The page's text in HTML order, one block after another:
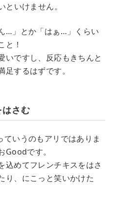
といけません。
…」とか「はぁ…」くらい
と！
いですし、反応もきちんと
するはずです。
はさむ
いうのもアリではありま
Goodです。
込めてフレンチキスをはさ
り、にこっと笑いかけた